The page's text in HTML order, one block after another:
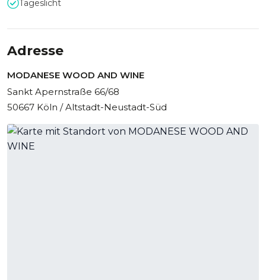
Tageslicht
Adresse
MODANESE WOOD AND WINE
Sankt Apernstraße 66/68
50667 Köln / Altstadt-Neustadt-Süd